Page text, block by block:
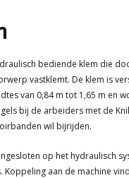
bediende klem die
vastklemt. De klem is
van 0,84 m tot 1,65 m en
bij de arbeiders met de
wil bijrijden.
op het hydraulisch
Koppeling aan de machine